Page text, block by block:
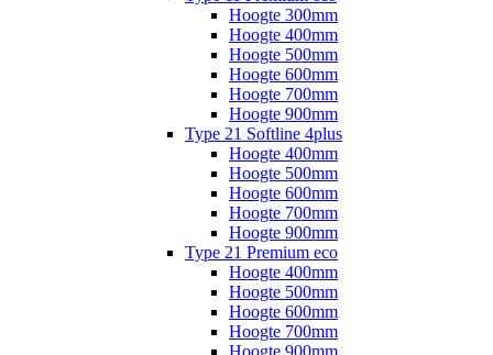
Hoogte 300mm
Hoogte 400mm
Hoogte 500mm
Hoogte 600mm
Hoogte 700mm
Hoogte 900mm
Type 21 Softline 4plus
Hoogte 400mm
Hoogte 500mm
Hoogte 600mm
Hoogte 700mm
Hoogte 900mm
Type 21 Premium eco
Hoogte 400mm
Hoogte 500mm
Hoogte 600mm
Hoogte 700mm
Hoogte 900mm